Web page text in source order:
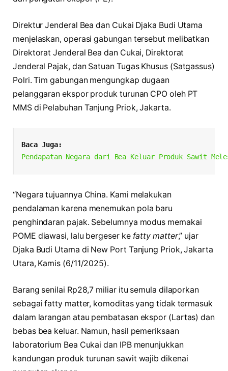
Direktur Jenderal Bea dan Cukai Djaka Budi Utama
menjelaskan, operasi gabungan tersebut melibatkan
Direktorat Jenderal Bea dan Cukai, Direktorat
Jenderal Pajak, dan Satuan Tugas Khusus (Satgassus)
Polri. Tim gabungan mengungkap dugaan
pelanggaran ekspor produk turunan CPO oleh PT
MMS di Pelabuhan Tanjung Priok, Jakarta.
Baca Juga:
Pendapatan Negara dari Bea Keluar Produk Sawit
“Negara tujuannya China. Kami melakukan
pendalaman karena menemukan pola baru
penghindaran pajak. Sebelumnya modus memakai
POME diawasi, lalu bergeser ke fatty matter,” ujar
Djaka Budi Utama di New Port Tanjung Priok, Jakarta
Utara, Kamis (6/11/2025).
Barang senilai Rp28,7 miliar itu semula dilaporkan
sebagai fatty matter, komoditas yang tidak termasuk
dalam larangan atau pembatasan ekspor (Lartas) dan
bebas bea keluar. Namun, hasil pemeriksaan
laboratorium Bea Cukai dan IPB menunjukkan
kandungan produk turunan sawit wajib dikenai